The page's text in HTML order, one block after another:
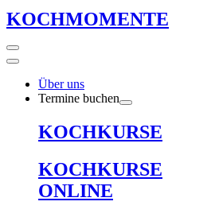
KOCHMOMENTE
Über uns
Termine buchen
KOCHKURSE
KOCHKURSE
ONLINE